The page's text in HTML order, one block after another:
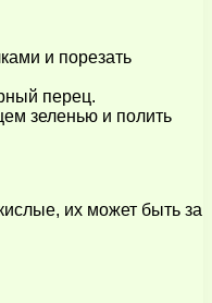
и порезать
перец.
зеленью и полить
их может быть за